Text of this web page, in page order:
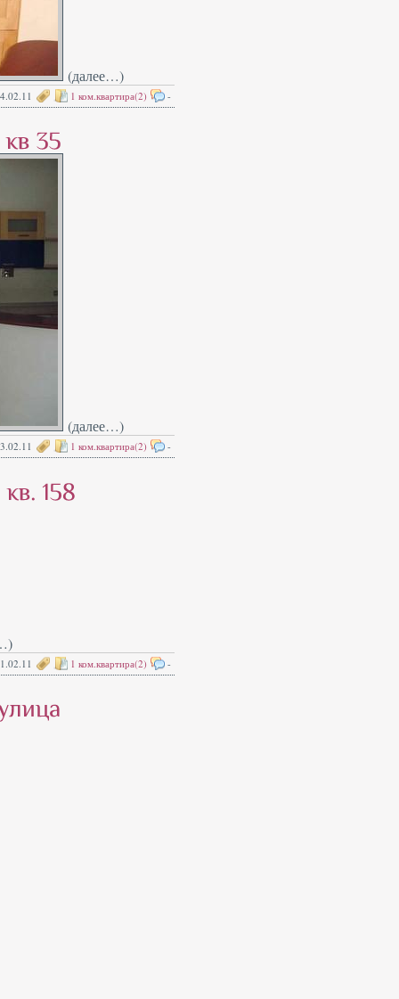
(далее…)
1 ком.квартира(2) -
(далее…)
1 ком.квартира(2) -
1 ком.квартира(2) -